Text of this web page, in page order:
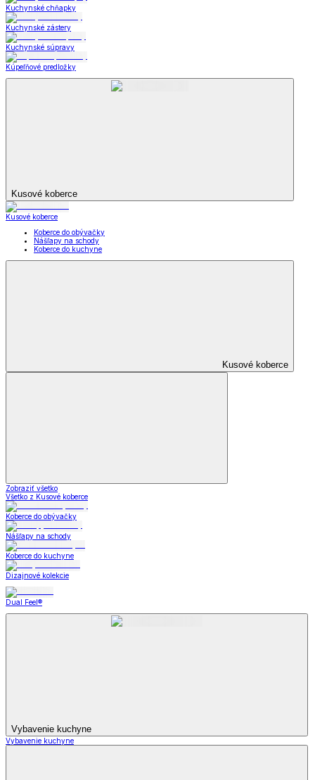
Kuchynské chňapky
Kuchynské zástery
Kuchynské súpravy
Kúpeľňové predložky
Kusové koberce
Kusové koberce
Koberce do obývačky
Nášľapy na schody
Koberce do kuchyne
Kusové koberce
Zobraziť všetko
Všetko z Kusové koberce
Koberce do obývačky
Nášľapy na schody
Koberce do kuchyne
Dizajnové kolekcie
Dual Feel®
Vybavenie kuchyne
Vybavenie kuchyne